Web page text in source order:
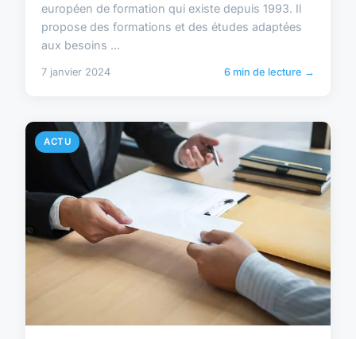
européen de formation qui existe depuis 1993. Il
propose des formations et des études adaptées
aux besoins ...
7 janvier 2024 6 min de lecture →
ACTU